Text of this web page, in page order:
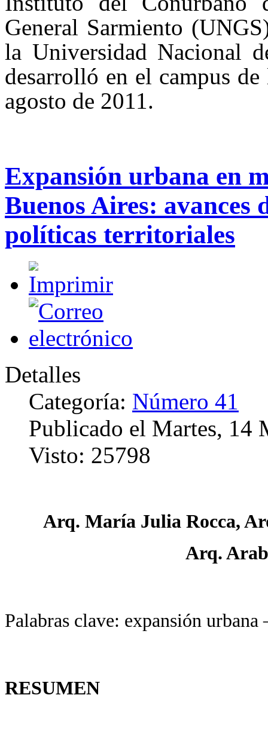
General Sarmiento
la Universidad Nacional
desarrolló en el campus
agosto de 2011.
Expansión urbana en
Buenos Aires: avances
políticas territoriales
Detalles
Categoría: Número 41
Publicado el Martes, 14
Visto: 25798
Arq. María Julia Rocca,
Arq.
Palabras clave: expansión
RESUMEN